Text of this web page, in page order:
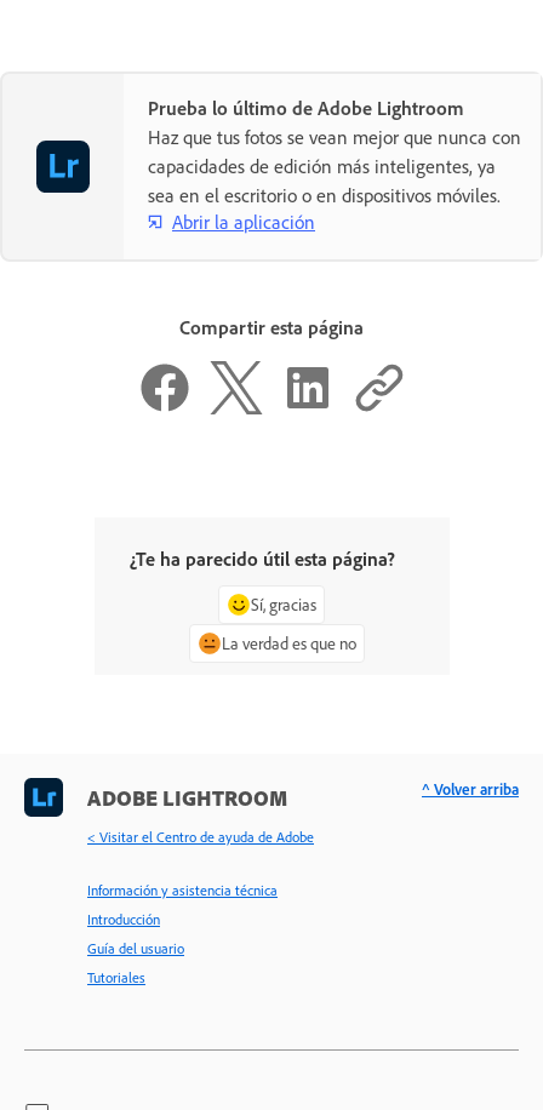
Prueba lo último de Adobe Lightroom
Haz que tus fotos se vean mejor que nunca con
capacidades de edición más inteligentes, ya
sea en el escritorio o en dispositivos móviles.
Abrir la aplicación
Compartir esta página
¿Te ha parecido útil esta página?
Sí, gracias
La verdad es que no
ADOBE LIGHTROOM
< Visitar el Centro de ayuda de Adobe
Información y asistencia técnica
Introducción
Guía del usuario
Tutoriales
^ Volver arriba